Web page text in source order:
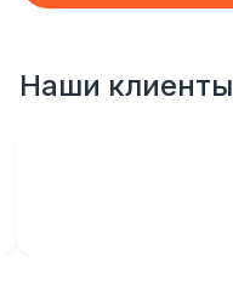
Наши клиенты